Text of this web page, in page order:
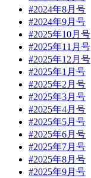
#2024年8月号
#2024年9月号
#2025年10月号
#2025年11月号
#2025年12月号
#2025年1月号
#2025年2月号
#2025年3月号
#2025年4月号
#2025年5月号
#2025年6月号
#2025年7月号
#2025年8月号
#2025年9月号